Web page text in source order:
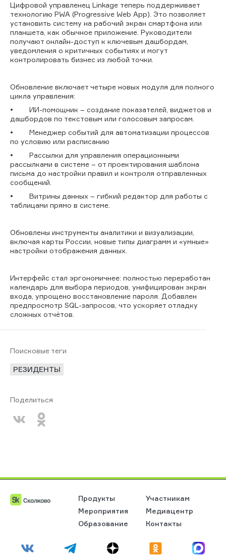
Цифровой управленец Linkage теперь поддерживает
технологию PWA (Progressive Web App). Это позволяет
установить систему на рабочий экран смартфона или
планшета, как обычное приложение. Руководители
получают онлайн-доступ к ключевым дашбордам,
уведомления о критичных событиях и могут
контролировать бизнес из любой точки.
Обновление включает четыре новых модуля для полного
цикла управления:
• ИИ-помощник – создание показателей, виджетов и
дашбордов по текстовым или голосовым запросам.
• Менеджер событий для автоматизации процессов
по условию или расписанию
• Рассылки для управления операционными
рассылками в системе – от проектирования шаблона
письма до настройки правил и контроля отправленных
сообщений.
• Витрины данных – гибкий редактор для работы с
таблицами прямо в системе.
Обновлены инструменты аналитики и визуализации,
включая карты России, новые типы диаграмм и «умные»
настройки отображения данных.
Интерфейс стал эргономичнее: полностью переработан
календарь для выбора периодов, унифицирован экран
входа, упрощено восстановление пароля. Добавлен
предпросмотр SQL-запросов, что ускоряет отладку
сложных отчётов.
Поисковые теги
РЕЗИДЕНТЫ
Поделиться
Продукты
Участникам
Мероприятия
Медиацентр
Образование
Контакты